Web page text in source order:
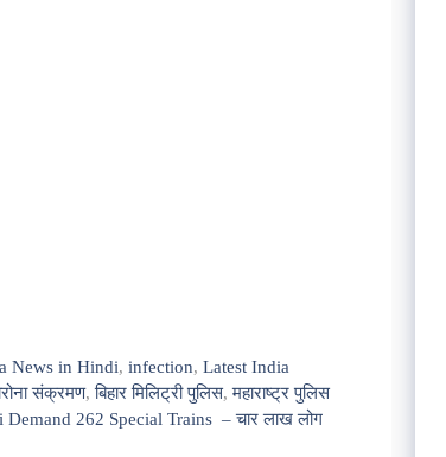
News in Hindi,infection,Latest India
संक्रमण,बिहार मिलिट्री पुलिस,महाराष्ट्र पुलिस
262 Special Trains – चार लाख लोग